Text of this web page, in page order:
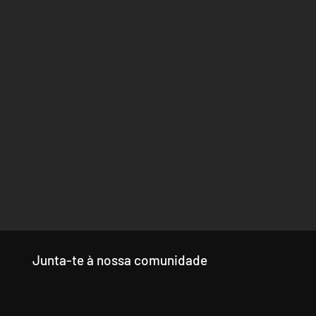
Junta-te à nossa comunidade